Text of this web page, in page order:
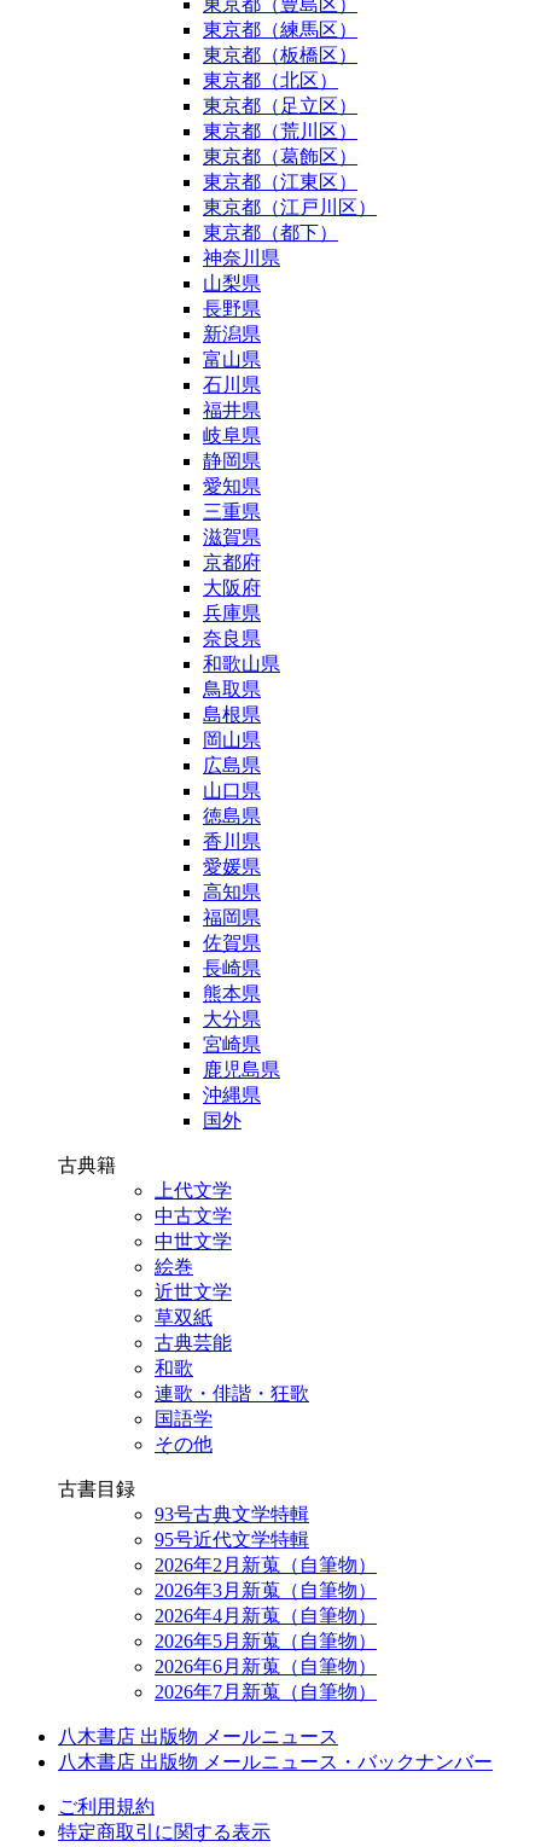
東京都（豊島区）
東京都（練馬区）
東京都（板橋区）
東京都（北区）
東京都（足立区）
東京都（荒川区）
東京都（葛飾区）
東京都（江東区）
東京都（江戸川区）
東京都（都下）
神奈川県
山梨県
長野県
新潟県
富山県
石川県
福井県
岐阜県
静岡県
愛知県
三重県
滋賀県
京都府
大阪府
兵庫県
奈良県
和歌山県
鳥取県
島根県
岡山県
広島県
山口県
徳島県
香川県
愛媛県
高知県
福岡県
佐賀県
長崎県
熊本県
大分県
宮崎県
鹿児島県
沖縄県
国外
古典籍
上代文学
中古文学
中世文学
絵巻
近世文学
草双紙
古典芸能
和歌
連歌・俳諧・狂歌
国語学
その他
古書目録
93号古典文学特輯
95号近代文学特輯
2026年2月新蒐（自筆物）
2026年3月新蒐（自筆物）
2026年4月新蒐（自筆物）
2026年5月新蒐（自筆物）
2026年6月新蒐（自筆物）
2026年7月新蒐（自筆物）
八木書店 出版物 メールニュース
八木書店 出版物 メールニュース・バックナンバー
ご利用規約
特定商取引に関する表示